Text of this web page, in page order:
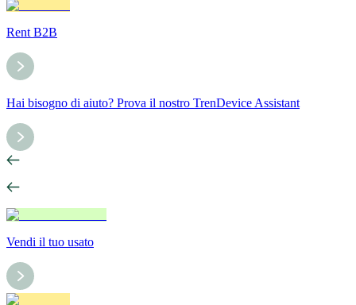
Rent B2B
Hai bisogno di aiuto? Prova il nostro TrenDevice Assistant
Vendi il tuo usato